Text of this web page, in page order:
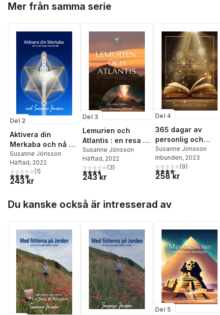
Mer från samma serie
Del 2
Aktivera din
Merkaba och nå ett
högre medvetande
Susanne Jönsson
Häftad, 2022
4,0utav 5 stjärnor. Totalt antal röster:
(1)
243 kr
Del 3
Lemurien och
Atlantis : en resa i
tiden
Susanne Jönsson
Häftad, 2022
3,7utav 5 stjärnor. Totalt antal röster:
(3)
243 kr
Del 4
365 dagar av
personlig och
andlig utveckling
Susanne Jönsson
Inbunden, 2023
4,2utav 5 stjärnor.
(9)
258 kr
Du kanske också är intresserad av
Del 5